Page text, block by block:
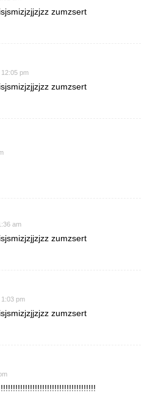
zumzsert
pm
zumzsert
am
zumzsert
pm
zumzsert